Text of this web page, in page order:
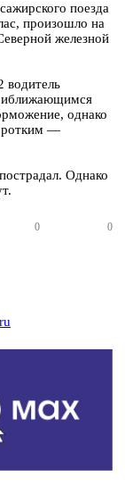
поезда
произошло на
железной
водитель
однако
—
Однако
0 0